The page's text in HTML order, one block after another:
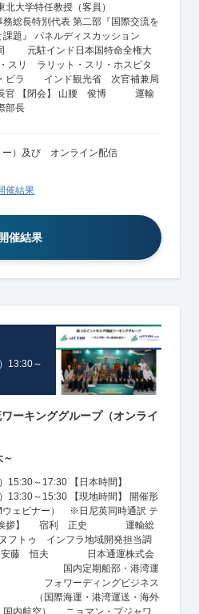
特任教授（客員）
代表 第二部『国際交流を
題』 パネルディスカッション
元駐インド日本国特命全権大
スリ ラリット・スリ・ホスピタ
・ビラ インド観光省 次官補兼局
【閉会】 山腰 俊博 運輸
部長
ー）及び オンライン配信
催結果
催結果
13:30～
ーキンググループ（オンライ
～
～17:30 【日本時間】
～15:30 【現地時間】 開催形
ウェビナー） ※日尼英同時通訳 テ
会挨拶】 宿利 正史 運輸総
トゥ インフラ地域開発担当調
安藤 恒夫 日本通運株式会
内定期船部・港湾運
ーディングビジネス
海運・港湾運送・海外